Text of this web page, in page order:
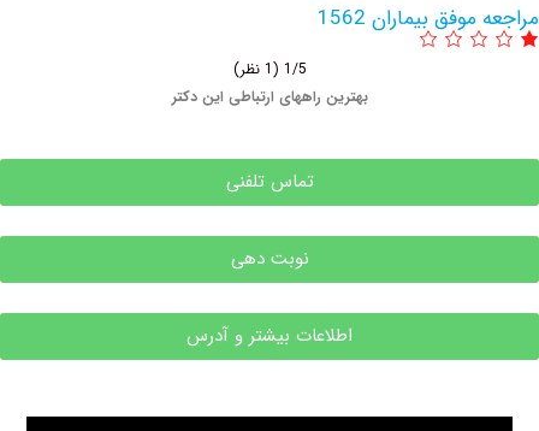
بیماران 1562
بهترین راههای ارتباطی این دکتر
تماس تلفنی
نوبت دهی
اطلاعات بیشتر و آدرس